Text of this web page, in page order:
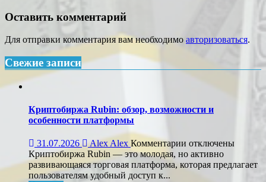
Оставить комментарий
Для отправки комментария вам необходимо авторизоваться.
Свежие записи
Криптобиржа Rubin: обзор, возможности и
особенности платформы
31.07.2026 Alex Alex Комментарии к
записи
Криптобиржа
отключены
Криптобиржа Rubin — это молодая, но активно
развивающаяся торговая платформа, которая предлагает
пользователям удобный доступ к...